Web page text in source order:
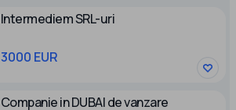
Intermediem SRL-uri
3000 EUR
Companie in DUBAI de vanzare